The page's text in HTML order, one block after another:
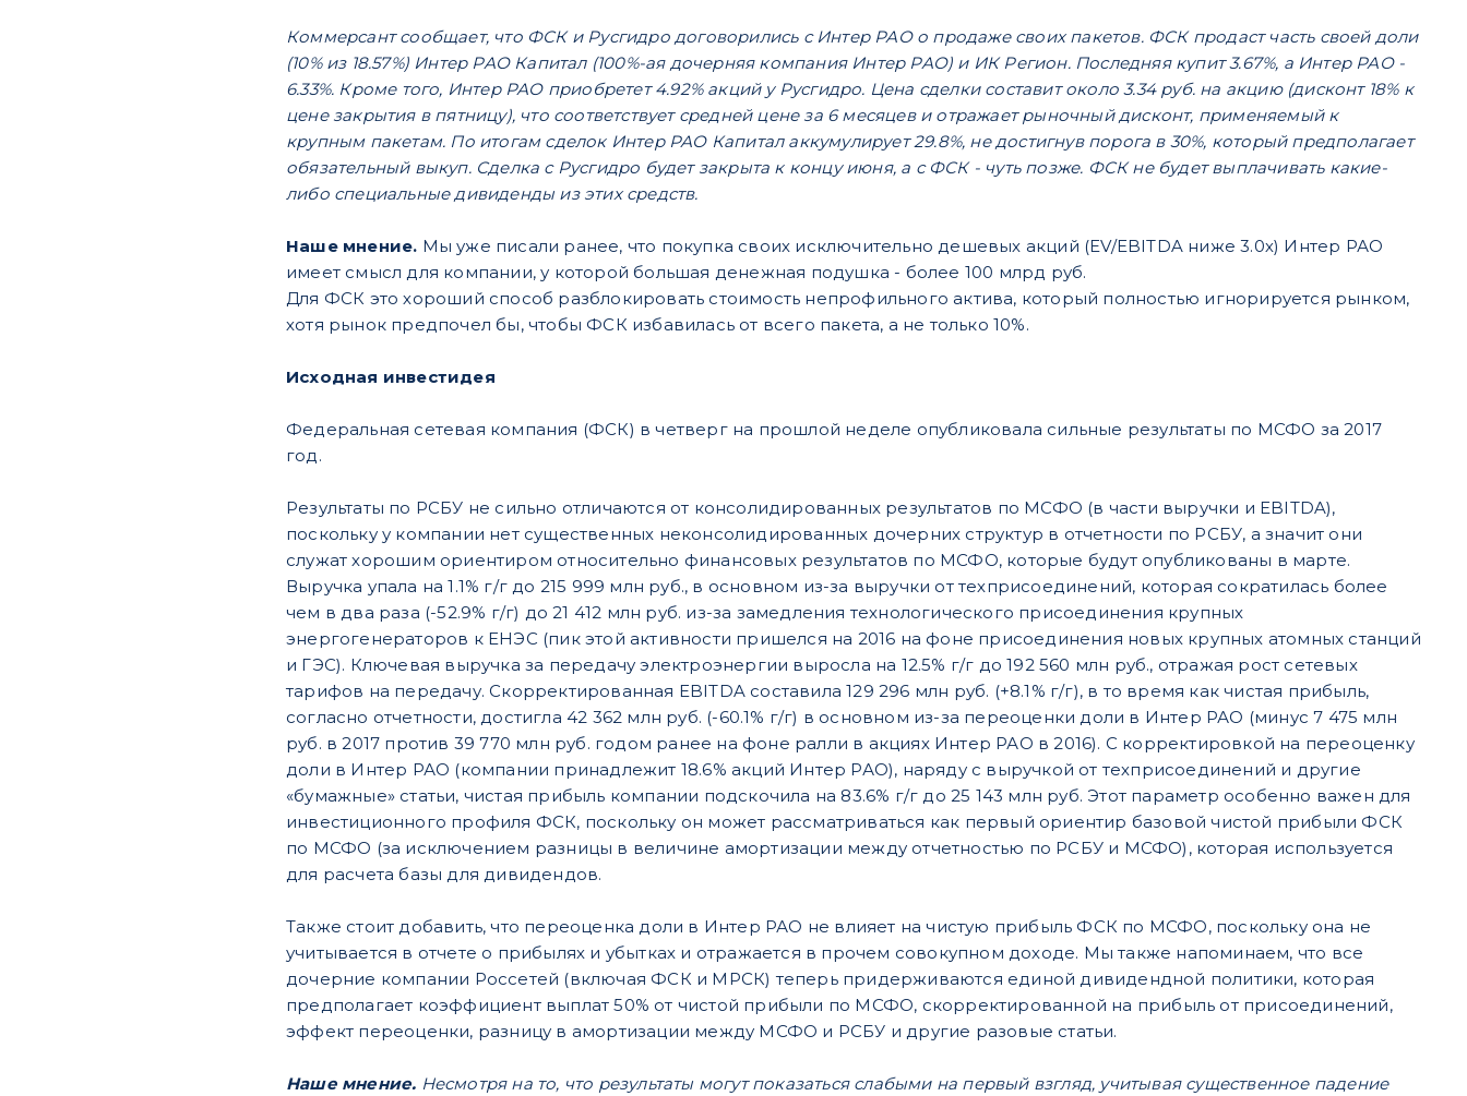
Коммерсант сообщает, что ФСК и Русгидро договорились с Интер РАО о продаже своих пакетов. ФСК продаст часть своей доли
(10% из 18.57%) Интер РАО Капитал (100%-ая дочерняя компания Интер РАО) и ИК Регион. Последняя купит 3.67%, а Интер РАО -
6.33%. Кроме того, Интер РАО приобретет 4.92% акций у Русгидро. Цена сделки составит около 3.34 руб. на акцию (дисконт 18% к
цене закрытия в пятницу), что соответствует средней цене за 6 месяцев и отражает рыночный дисконт, применяемый к
крупным пакетам. По итогам сделок Интер РАО Капитал аккумулирует 29.8%, не достигнув порога в 30%, который предполагает
обязательный выкуп. Сделка с Русгидро будет закрыта к концу июня, а с ФСК - чуть позже. ФСК не будет выплачивать какие-
либо специальные дивиденды из этих средств.
Наше мнение. Мы уже писали ранее, что покупка своих исключительно дешевых акций (EV/EBITDA ниже 3.0х) Интер РАО
имеет смысл для компании, у которой большая денежная подушка - более 100 млрд руб.
Для ФСК это хороший способ разблокировать стоимость непрофильного актива, который полностью игнорируется рынком,
хотя рынок предпочел бы, чтобы ФСК избавилась от всего пакета, а не только 10%.
Исходная инвестидея
Федеральная сетевая компания (ФСК) в четверг на прошлой неделе опубликовала сильные результаты по МСФО за 2017
год.
Результаты по РСБУ не сильно отличаются от консолидированных результатов по МСФО (в части выручки и EBITDA),
поскольку у компании нет существенных неконсолидированных дочерних структур в отчетности по РСБУ, а значит они
служат хорошим ориентиром относительно финансовых результатов по МСФО, которые будут опубликованы в марте.
Выручка упала на 1.1% г/г до 215 999 млн руб., в основном из-за выручки от техприсоединений, которая сократилась более
чем в два раза (-52.9% г/г) до 21 412 млн руб. из-за замедления технологического присоединения крупных
энергогенераторов к ЕНЭС (пик этой активности пришелся на 2016 на фоне присоединения новых крупных атомных станций
и ГЭС). Ключевая выручка за передачу электроэнергии выросла на 12.5% г/г до 192 560 млн руб., отражая рост сетевых
тарифов на передачу. Скорректированная EBITDA составила 129 296 млн руб. (+8.1% г/г), в то время как чистая прибыль,
согласно отчетности, достигла 42 362 млн руб. (-60.1% г/г) в основном из-за переоценки доли в Интер РАО (минус 7 475 млн
руб. в 2017 против 39 770 млн руб. годом ранее на фоне ралли в акциях Интер РАО в 2016). С корректировкой на переоценку
доли в Интер РАО (компании принадлежит 18.6% акций Интер РАО), наряду с выручкой от техприсоединений и другие
«бумажные» статьи, чистая прибыль компании подскочила на 83.6% г/г до 25 143 млн руб. Этот параметр особенно важен для
инвестиционного профиля ФСК, поскольку он может рассматриваться как первый ориентир базовой чистой прибыли ФСК
по МСФО (за исключением разницы в величине амортизации между отчетностью по РСБУ и МСФО), которая используется
для расчета базы для дивидендов.
Также стоит добавить, что переоценка доли в Интер РАО не влияет на чистую прибыль ФСК по МСФО, поскольку она не
учитывается в отчете о прибылях и убытках и отражается в прочем совокупном доходе. Мы также напоминаем, что все
дочерние компании Россетей (включая ФСК и МРСК) теперь придерживаются единой дивидендной политики, которая
предполагает коэффициент выплат 50% от чистой прибыли по МСФО, скорректированной на прибыль от присоединений,
эффект переоценки, разницу в амортизации между МСФО и РСБУ и другие разовые статьи.
Наше мнение. Несмотря на то, что результаты могут показаться слабыми на первый взгляд, учитывая существенное падение